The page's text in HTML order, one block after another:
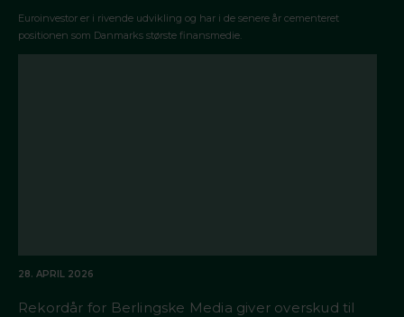
Euroinvestor er i rivende udvikling og har i de senere år cementeret
positionen som Danmarks største finansmedie.
28. APRIL 2026
Rekordår for Berlingske Media giver overskud til